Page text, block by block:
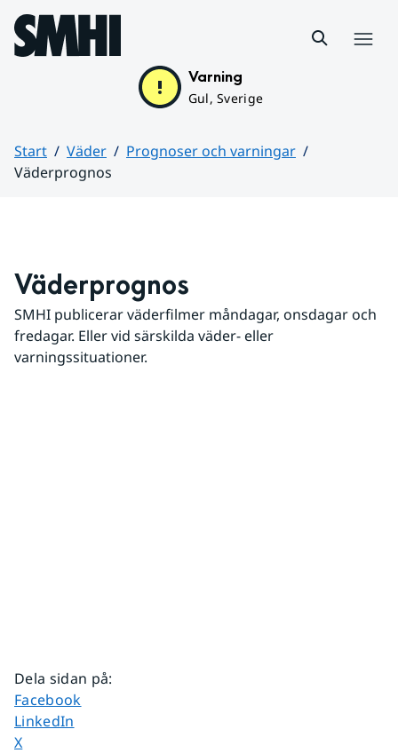
Hoppa till sidans innehåll
Varning
Gul, Sverige
Start Väder
Prognoser och varningar
Väderprognos
Väderprognos
SMHI publicerar väderfilmer måndagar, onsdagar och
fredagar. Eller vid särskilda väder- eller
varningssituationer.
Dela sidan på:
Dela sidan på
Facebook
Dela sidan på
LinkedIn
Dela sidan på
X